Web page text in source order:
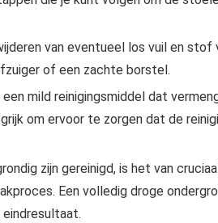
van eventueel los vuil en
of een zachte borstel.
een mild reinigingsmiddel dat
om ervoor te zorgen dat de
zijn gereinigd, is het van
Een volledig droge